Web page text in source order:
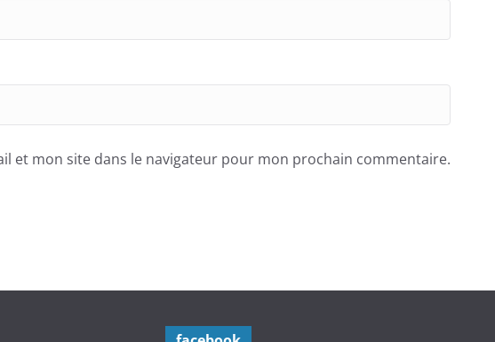
et mon site dans le navigateur pour mon prochain commentaire.